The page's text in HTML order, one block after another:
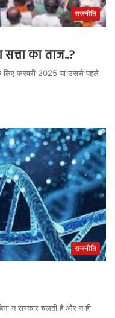
राजनीति
का ताज..?
के लिए फरवरी 2025 या उससे पहले
राजनीति
न सरकार चलती है और न ही